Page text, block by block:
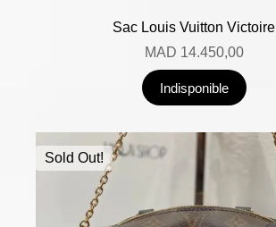
Sac Louis Vuitton Victoire
MAD 14.450,00
Indisponible
Sold Out!